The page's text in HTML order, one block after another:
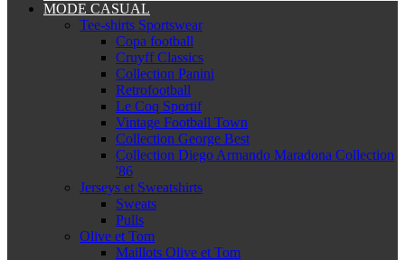
MODE CASUAL
Tee-shirts Sportswear
Copa football
Cruyff Classics
Collection Panini
Retrofootball
Le Coq Sportif
Vintage Football Town
Collection George Best
Collection Diego Armando Maradona Collection
'86
Jerseys et Sweatshirts
Sweats
Pulls
Olive et Tom
Maillots Olive et Tom